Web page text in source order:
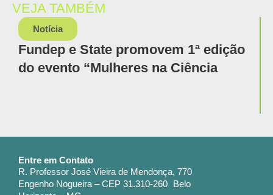
VEJA TAMBÉM
Notícia
Fundep e State promovem 1ª edição
do evento “Mulheres na Ciência
Entre em Contato
R. Professor José Vieira de Mendonça, 770
Engenho Nogueira – CEP 31.310-260 Belo